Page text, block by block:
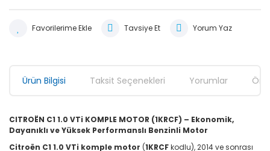
Tavsiye Et Yorum Yaz
Ürün Bilgisi Taksit Seçenekleri Yorumlar
CITROËN C1 1.0 VTi KOMPLE MOTOR (1KRCF) – Ekonomik,
Dayanıklı ve Yüksek Performanslı Benzinli Motor
Citroën C1 1.0 VTi komple motor (1KRCFkodlu), 2014 ve sonrası